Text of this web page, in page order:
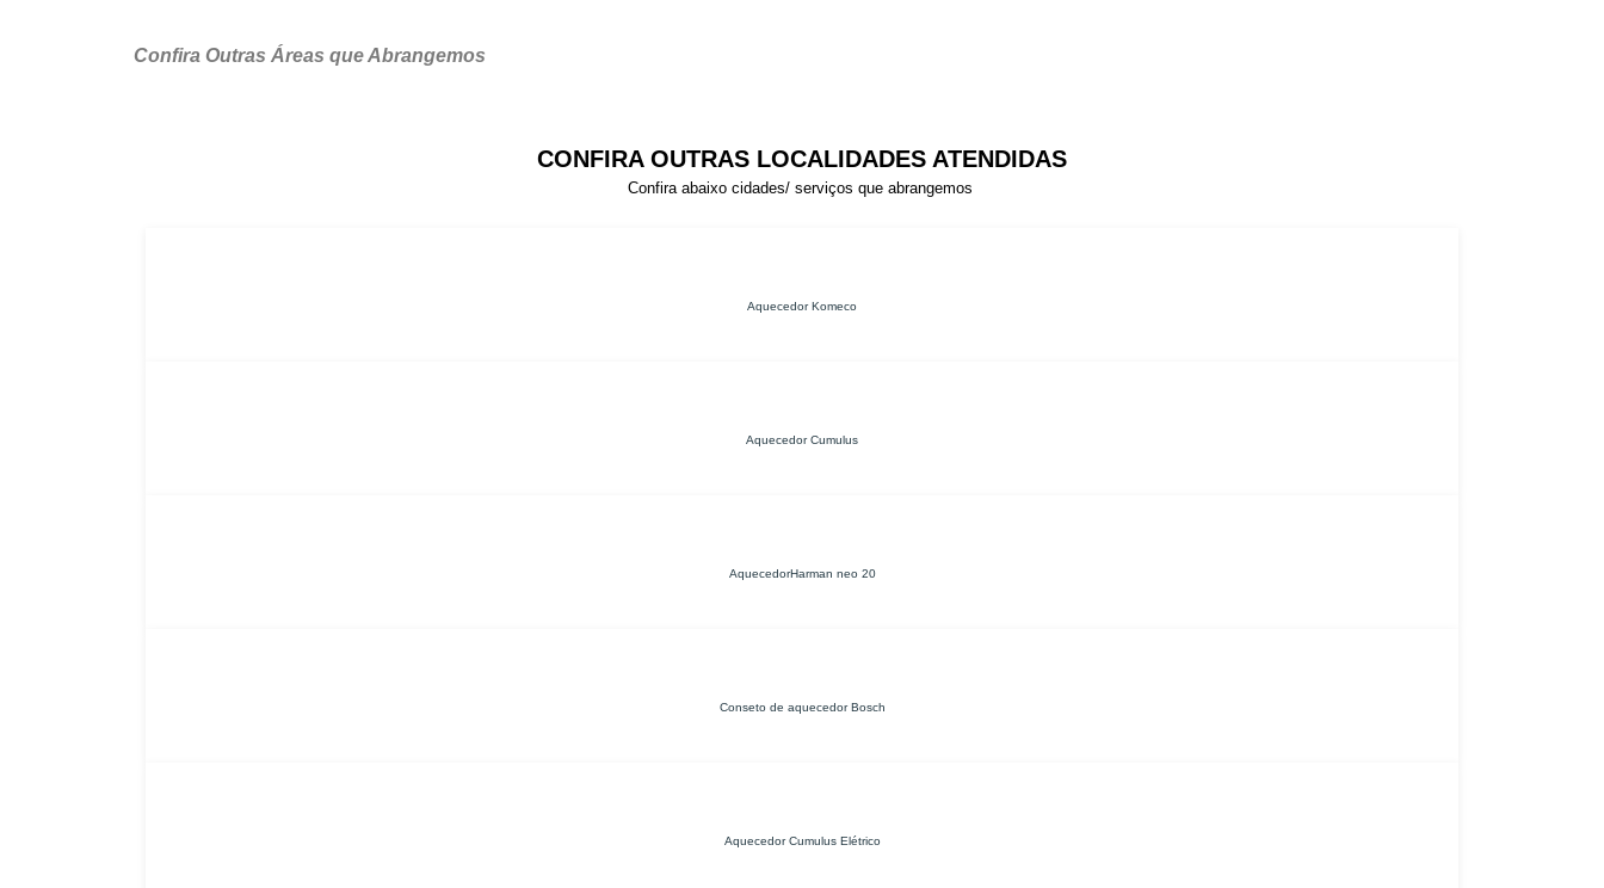
Confira Outras Áreas que Abrangemos
CONFIRA OUTRAS LOCALIDADES ATENDIDAS
Confira abaixo cidades/ serviços que abrangemos
Aquecedor Komeco
Aquecedor Cumulus
AquecedorHarman neo 20
Conseto de aquecedor Bosch
Aquecedor Cumulus Elétrico